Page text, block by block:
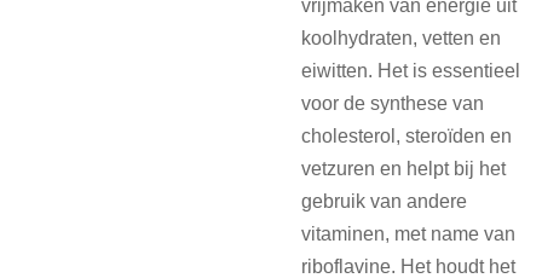
vrijmaken van energie uit
koolhydraten, vetten en
eiwitten. Het is essentieel
voor de synthese van
cholesterol, steroïden en
vetzuren en helpt bij het
gebruik van andere
vitaminen, met name van
riboflavine. Het houdt het